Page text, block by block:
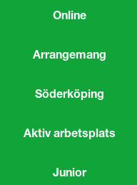
Online
Arrangemang
Söderköping
Aktiv arbetsplats
Junior